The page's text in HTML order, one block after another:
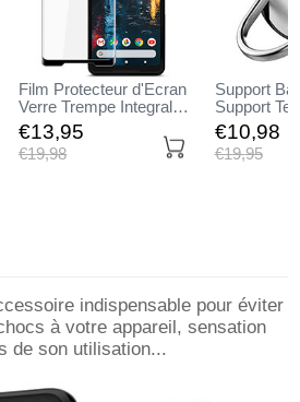
Film Protecteur d'Ecran
Verre Trempe Integrale
pour Google Pixel 2 XL
Noir
€13,95
€19,98
Support
Support
Z14 Noir
€10,98
€19,95
indispensable pour éviter
à votre appareil, sensation
de son utilisation...